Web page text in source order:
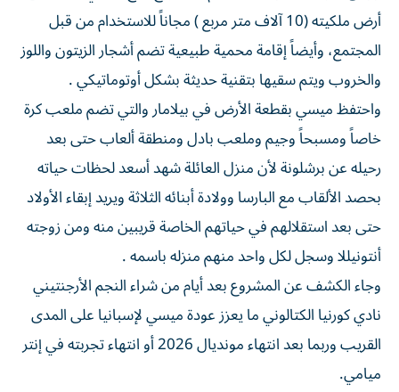
أرض ملكيته (10 آلاف متر مربع ) مجاناً للاستخدام من قبل
المجتمع، وأيضاً إقامة محمية طبيعية تضم أشجار الزيتون واللوز
والخروب ويتم سقيها بتقنية حديثة بشكل أوتوماتيكي .
واحتفظ ميسي بقطعة الأرض في بيلامار والتي تضم ملعب كرة
خاصاً ومسبحاً وجيم وملعب بادل ومنطقة ألعاب حتى بعد
رحيله عن برشلونة لأن منزل العائلة شهد أسعد لحظات حياته
بحصد الألقاب مع البارسا وولادة أبنائه الثلاثة ويريد إبقاء الأولاد
حتى بعد استقلالهم في حياتهم الخاصة قريبين منه ومن زوجته
أنتونيللا وسجل لكل واحد منهم منزله باسمه .
وجاء الكشف عن المشروع بعد أيام من شراء النجم الأرجنتيني
نادي كورنيا الكتالوني ما يعزز عودة ميسي لإسبانيا على المدى
القريب وربما بعد انتهاء مونديال 2026 أو انتهاء تجربته في إنتر
ميامي.